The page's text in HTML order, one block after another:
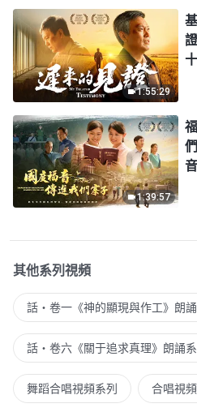
1:55:29
1:39:57
其他系列視頻
話・卷一《神的顯現與作工》朗
話・卷六《關于追求真理》朗誦
舞蹈合唱視頻系列 合唱視